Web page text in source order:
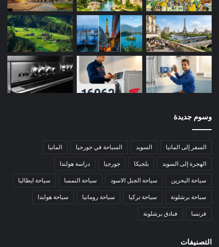
وسوم جديدة
السفر إلى المانيا السويد السياحة في جورجيا المانيا
الهجرة إلى السويد بلجيكا جورجيا دراسة هولندا
سياحة البحرين سياحة الجبل الاسود سياحة النمسا سياحة ايطاليا
سياحة برشلونة سياحة تركيا سياحة رومانيا سياحة هولندا
فرنسا فنادق برشلونة
التصنيفات